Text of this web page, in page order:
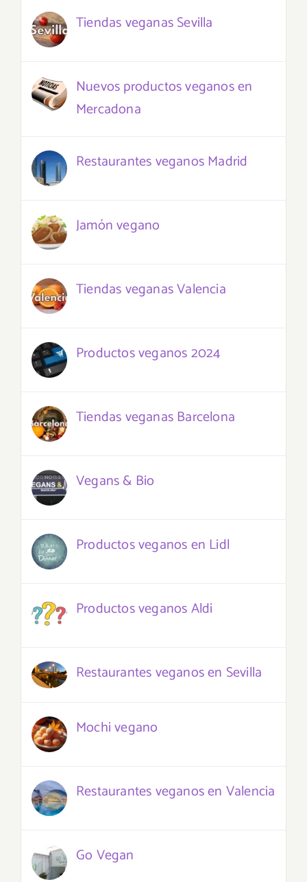
Tiendas veganas Sevilla
Nuevos productos veganos en
Mercadona
Restaurantes veganos Madrid
Jamón vegano
Tiendas veganas Valencia
Productos veganos 2024
Tiendas veganas Barcelona
Vegans & Bio
Productos veganos en Lidl
Productos veganos Aldi
Restaurantes veganos en Sevilla
Mochi vegano
Restaurantes veganos en Valencia
Go Vegan